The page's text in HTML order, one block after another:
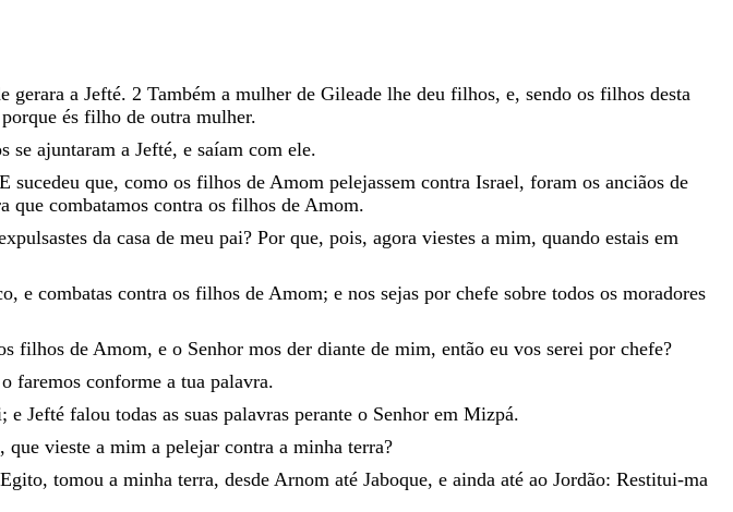
gerara a Jefté. 2 Também a mulher de Gileade lhe deu filhos, e, sendo os filhos desta
porque és filho de outra mulher.
se ajuntaram a Jefté, e saíam com ele.
E sucedeu que, como os filhos de Amom pelejassem contra Israel, foram os anciãos de
que combatamos contra os filhos de Amom.
da casa de meu pai? Por que, pois, agora viestes a mim, quando estais em
, e combatas contra os filhos de Amom; e nos sejas por chefe sobre todos os moradores
filhos de Amom, e o Senhor mos der diante de mim, então eu vos serei por chefe?
o faremos conforme a tua palavra.
; e Jefté falou todas as suas palavras perante o Senhor em Mizpá.
, que vieste a mim a pelejar contra a minha terra?
Egito, tomou a minha terra, desde Arnom até Jaboque, e ainda até ao Jordão: Restitui-ma